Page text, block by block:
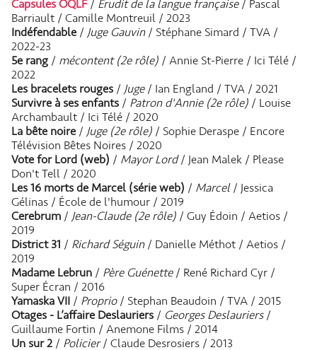
Capsules OQLF/ Érudit de la langue française/ Pascal
Barriault / Camille Montreuil / 2023
Indéfendable/ Juge Gauvin/ Stéphane Simard / TVA /
2022-23
5e rang/ mécontent (2e rôle)/ Annie St-Pierre / Ici Télé /
2022
Les bracelets rouges/ Juge/ Ian England / TVA / 2021
Survivre à ses enfants/ Patron d'Annie (2e rôle)/ Louise
Archambault / Ici Télé / 2020
La bête noire/ Juge (2e rôle)/ Sophie Deraspe / Encore
Télévision Bêtes Noires / 2020
Vote for Lord (web) / Mayor Lord/ Jean Malek / Please
Don't Tell / 2020
Les 16 morts de Marcel (série web) / Marcel/ Jessica
Gélinas / École de l'humour / 2019
Cerebrum/ Jean-Claude (2e rôle)/ Guy Édoin / Aetios /
2019
District 31 / Richard Séguin/ Danielle Méthot / Aetios /
2019
Madame Lebrun/ Père Guénette/ René Richard Cyr /
Super Écran / 2016
Yamaska VII/ Proprio/ Stephan Beaudoin / TVA / 2015
Otages - L’affaire Deslauriers/ Georges Deslauriers/
Guillaume Fortin / Anemone Films / 2014
Un sur 2/ Policier/ Claude Desrosiers / 2013